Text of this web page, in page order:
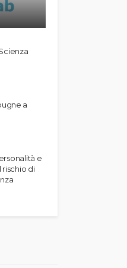
a
e
rischio di